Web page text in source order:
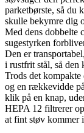
parketbørste, så du
skulle bekymre dig
Med dens dobbelte
sugestyrken
Den er
i rustfrit stål, så den
Trods det kompakte
og en rækkevidde
klik på en knap,
HEPA 12 filtrerer
at fint støv kommer